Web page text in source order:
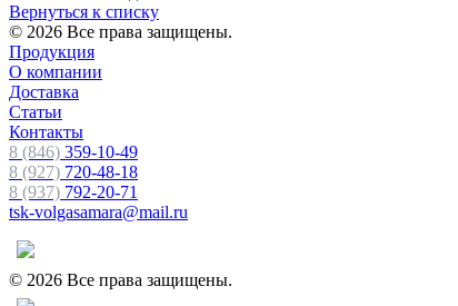
Вернуться к списку
© 2026 Все права защищены.
Продукция
О компании
Доставка
Статьи
Контакты
8 (846) 359-10-49
8 (927) 720-48-18
8 (937) 792-20-71
tsk-volgasamara@mail.ru
© 2026 Все права защищены.